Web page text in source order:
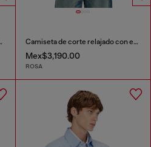
bordado Camiseta de corte relajado con estampados de
Mex$3,190.00
ROSA